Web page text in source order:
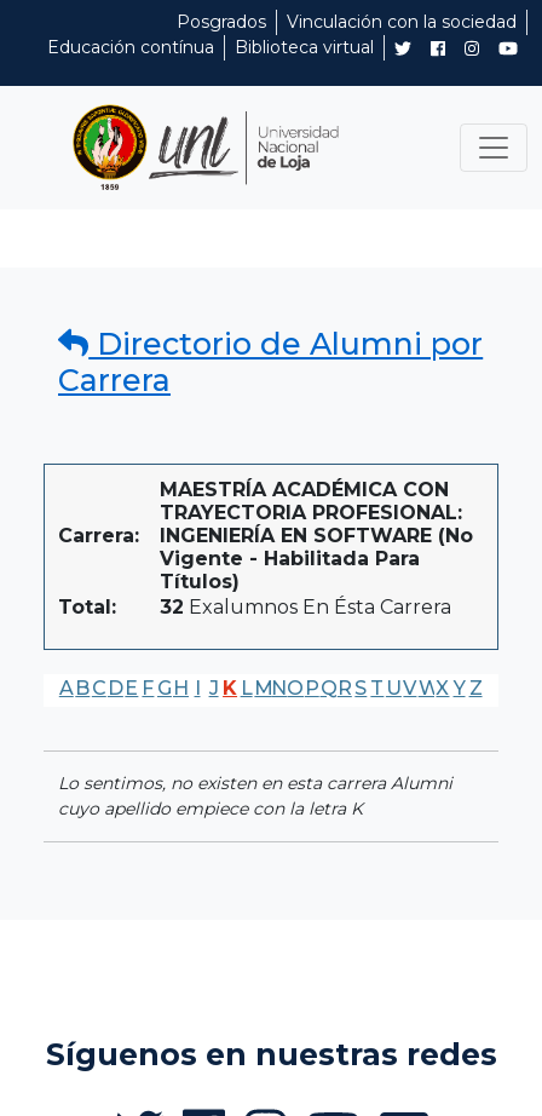
Posgrados
Vinculación con la sociedad
Educación contínua
Biblioteca virtual
Directorio de Alumni por
Carrera
Carrera:
MAESTRÍA ACADÉMICA CON
TRAYECTORIA PROFESIONAL:
INGENIERÍA EN SOFTWARE (No
Vigente - Habilitada Para
Títulos)
Total:
32 Exalumnos En Ésta Carrera
A BC DE F G H I J K LMNO PQR S T UVWX Y Z
Lo sentimos, no existen en esta carrera Alumni
cuyo apellido empiece con la letra K
Síguenos en nuestras redes